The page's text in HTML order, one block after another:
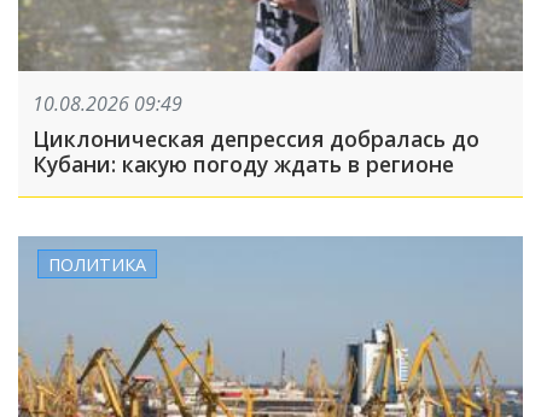
10.08.2026 09:49
Циклоническая депрессия добралась до
Кубани: какую погоду ждать в регионе
ПОЛИТИКА